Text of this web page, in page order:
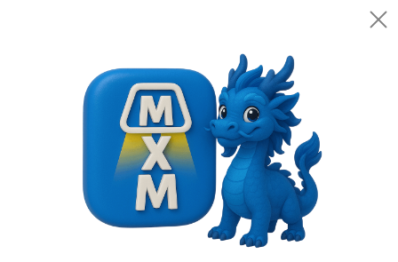
Открыть
Категории Спортивные товары
Велоспорт
Городской Велосипед QUISKI